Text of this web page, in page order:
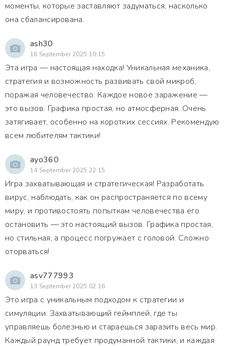
моменты, которые заставляют задуматься, насколько
она сбалансирована.
ash30
16 September 2025 10:15
Эта игра — настоящая находка! Уникальная механика,
стратегия и возможность развивать свой микроб,
поражая человечество. Каждое новое заражение —
это вызов. Графика простая, но атмосферная. Очень
затягивает, особенно на коротких сессиях. Рекомендую
всем любителям тактики!
ayo360
14 September 2025 22:15
Игра захватывающая и стратегическая! Разработать
вирус, наблюдать, как он распространяется по всему
миру, и противостоять попыткам человечества его
остановить — это настоящий вызов. Графика простая,
но стильная, а процесс погружает с головой. Сложно
оторваться!
asv777993
13 September 2025 02:16
Это игра с уникальным подходом к стратегии и
симуляции. Захватывающий геймплей, где ты
управляешь болезнью и стараешься заразить весь мир.
Каждый раунд требует продуманной тактики, и каждая